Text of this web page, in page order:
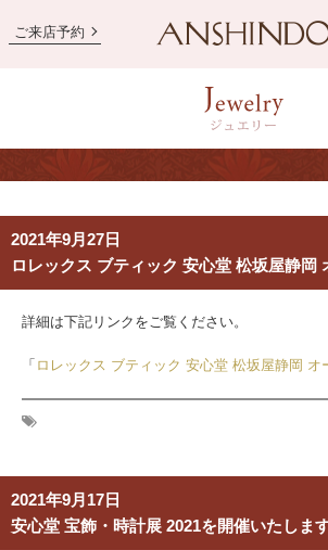
ご来店予約
2021年9月27日
ロレックス ブティック 安心堂 松坂屋静岡
詳細は下記リンクをご覧ください。
「 ロレックス ブティック 安心堂 松坂屋静岡 オ
2021年9月17日
安心堂 宝飾・時計展 2021を開催いたしま